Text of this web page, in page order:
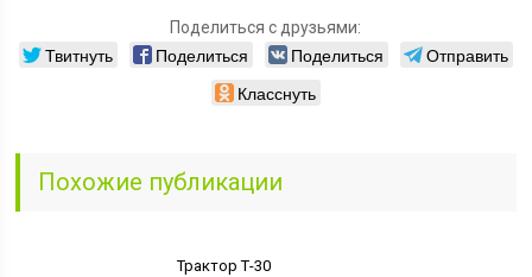
Поделиться с друзьями:
Твитнуть Поделиться Поделиться
Отправить
Класснуть
Похожие публикации
Трактор Т-30